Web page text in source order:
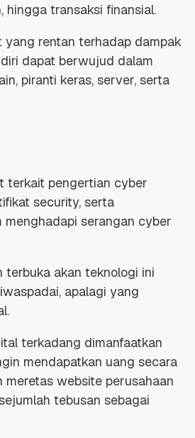
hingga transaksi finansial.
yang rentan terhadap dampak
dapat berwujud dalam
piranti keras, server, serta
terkait pengertian cyber
security, serta
menghadapi serangan cyber
terbuka akan teknologi ini
apalagi yang
terkadang dimanfaatkan
mendapatkan uang secara
website perusahaan
tebusan sebagai